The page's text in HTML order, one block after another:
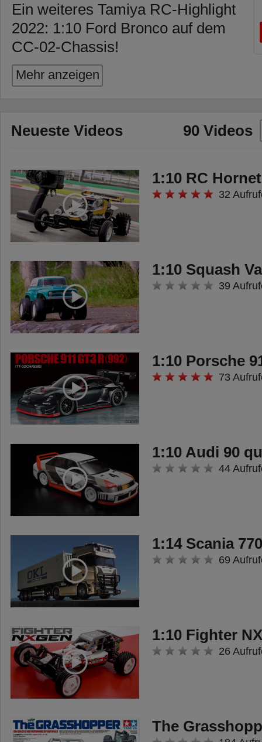
Ein weiteres Tamiya RC-Highlight
2022: 1:10 Ford Bronco auf dem
CC-02-Chassis!
Art.Nr.: 300058705
Art.bezeichnung: 1:10 Ford
Das CC-02 Chassis wurde den
nachempfunden und besitzt ein
Rahmenchassis,
Kegeldifferenziale vorne und
hinten und einer 4-Link
vorne und hinten macht das
Modell besonders geländegängig
und die 4 CVA
Öldruckstoßdämpfer federn jede
Für den Antrieb sorgt ein kräftiger
540er Motor der hinter der
Vorderachse eingebaut ist. Dies
sorgt für eine gute
Gelände geht. Angekapselt an den
Motor ist die Getriebebox die die
Kraft über bewegliche
Kardanwellen an die Vorder- und
Hinterachse weiterleitet.
Die Karosserie hat das
unverwechselbare Design des
modernen Ford Bronco und ist
aus Polycarbonat gefertigt.
Zusätzlich spendierte Tamiya
separate Anbauteile und einen
neuen Dachgepäckträger. Die
Lampeneinsätze können mit 5mm
LED´s ausgestattet werden – die
Lichteinheit liegt dem Bausatz mit
Mehr anzeigen
Neueste Videos 90 Videos
1:10 RC
32
1:10 Squash
39
1:10 Porsche
73
1:10 Audi 90
44
1:14 Scania
69
1:10 Fighter
26
The